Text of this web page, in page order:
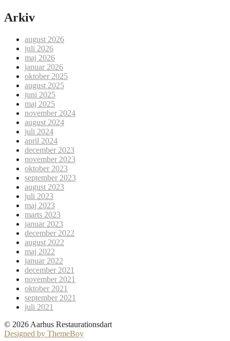
Arkiv
august 2026
juli 2026
maj 2026
januar 2026
oktober 2025
august 2025
juni 2025
maj 2025
november 2024
august 2024
juli 2024
april 2024
december 2023
november 2023
oktober 2023
september 2023
august 2023
juli 2023
maj 2023
marts 2023
januar 2023
december 2022
august 2022
maj 2022
januar 2022
december 2021
november 2021
oktober 2021
september 2021
juli 2021
© 2026 Aarhus Restaurationsdart
Designed by ThemeBoy